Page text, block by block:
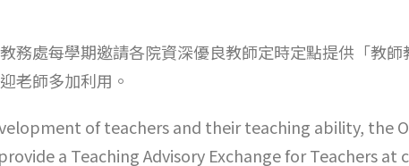
處每學期邀請各院資深優良教師定時定點提供「教師
老師多加利用。
of teachers and their teaching ability, the
a Teaching Advisory Exchange for Teachers